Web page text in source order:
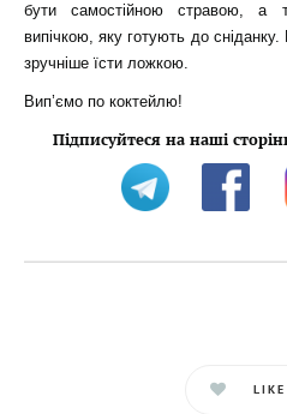
бути самостійною стравою, а
випічкою, яку готують до
зручніше їсти ложкою.
Вип’ємо по коктейлю!
Підписуйтеся на наші
LIKE